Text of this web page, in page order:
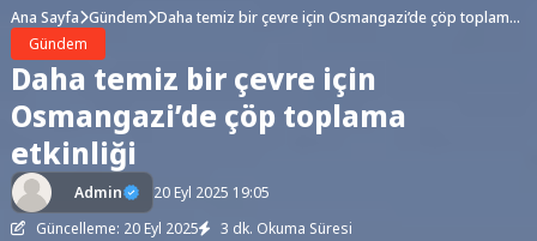
Ana Sayfa Gündem Daha temiz bir çevre için Osmangazi’de çöp toplama
Gündem
Daha temiz bir çevre için
Osmangazi’de çöp toplama
etkinliği
Admin
20 Eyl 2025 19:05
Güncelleme: 20 Eyl 2025
3 dk. Okuma Süresi